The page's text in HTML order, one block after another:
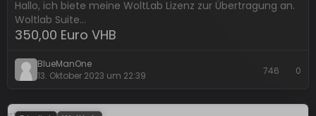
Hallo, ich biete meine WoltLab Lizenz zur Übertragung an.
Woltlab Suite…
350,00 Euro VHB
BlueManOne
13. Oktober 2023 um 22:39
746 0